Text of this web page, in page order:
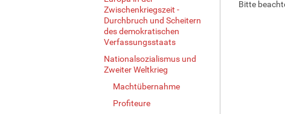
Zwischenkriegszeit -
Durchbruch und Scheitern
des demokratischen
Verfassungsstaats
Nationalsozialismus und
Zweiter Weltkrieg
Machtübernahme
Profiteure
v
Bitte